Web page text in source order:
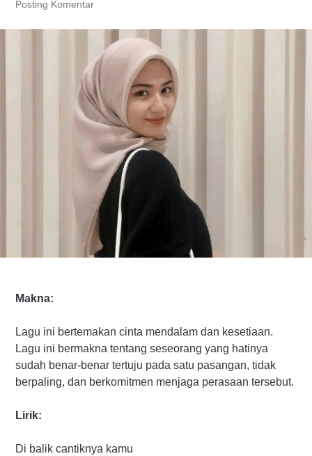
Posting Komentar
Makna:
Lagu ini bertemakan cinta mendalam dan kesetiaan.
Lagu ini bermakna tentang seseorang yang hatinya
sudah benar-benar tertuju pada satu pasangan, tidak
berpaling, dan berkomitmen menjaga perasaan tersebut.
Lirik:
Di balik cantiknya kamu